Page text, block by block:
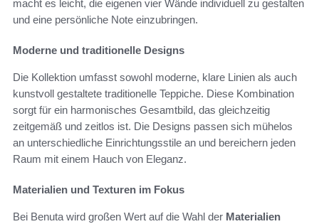
macht es leicht, die eigenen vier Wände individuell zu gestalten
und eine persönliche Note einzubringen.
Moderne und traditionelle Designs
Die Kollektion umfasst sowohl moderne, klare Linien als auch
kunstvoll gestaltete traditionelle Teppiche. Diese Kombination
sorgt für ein harmonisches Gesamtbild, das gleichzeitig
zeitgemäß und zeitlos ist. Die Designs passen sich mühelos
an unterschiedliche Einrichtungsstile an und bereichern jeden
Raum mit einem Hauch von Eleganz.
Materialien und Texturen im Fokus
Bei Benuta wird großen Wert auf die Wahl der Materialien